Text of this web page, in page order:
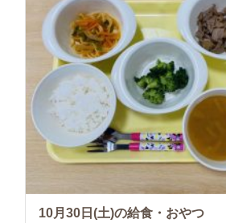
10月30日(土)の給食・おやつ